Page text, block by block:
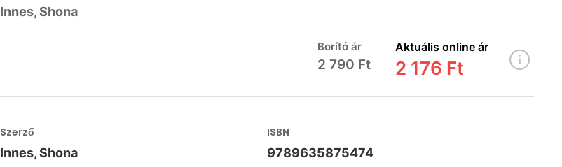
Innes, Shona
Borító ár
2 790 Ft
Aktuális online ár
2 176 Ft
Szerző
Innes, Shona
ISBN
9789635875474